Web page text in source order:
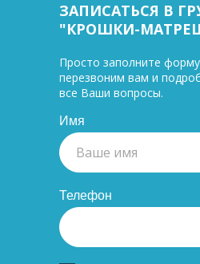
ЗАПИСАТЬСЯ В
"КРОШКИ-
Просто заполните
перезвоним вам и
все Ваши вопросы.
Имя
Телефон